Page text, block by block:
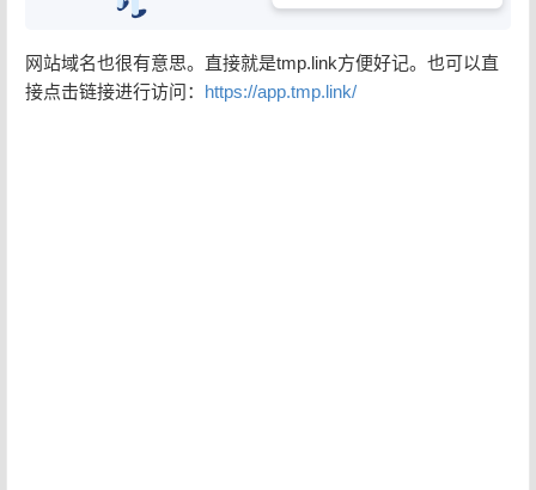
网站域名也很有意思。直接就是tmp.link方便好记。也可以直
接点击链接进行访问： https://app.tmp.link/